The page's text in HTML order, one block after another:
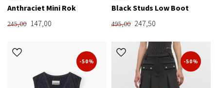
Anthraciet Mini Rok
245,00 147,00
Black Studs Low Boot
495,00 247,50
-50% -50%